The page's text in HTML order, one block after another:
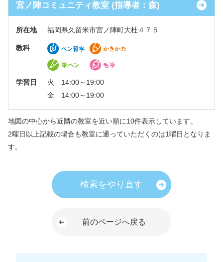
宮ノ陣コミュニティ教室 (指導者：森)
所在地 福岡県久留米市宮ノ陣町大杜４７５
教科
学習日
火 14:00～19:00
金 14:00～19:00
地図の中心から近隣の教室を近い順に10件表示しています。
2曜日以上記載の場合も教室に通っていただくのは1曜日となりま
す。
検索をやり直す
前のページへ戻る